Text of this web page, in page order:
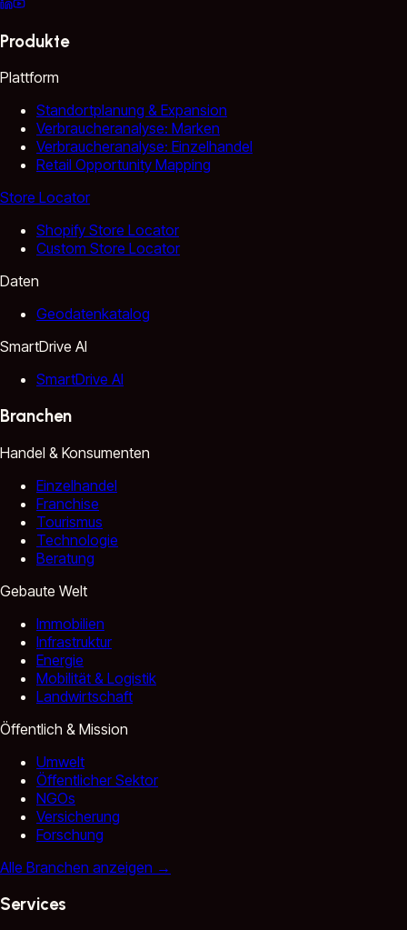
Produkte
Plattform
Standortplanung & Expansion
Verbraucheranalyse: Marken
Verbraucheranalyse: Einzelhandel
Retail Opportunity Mapping
Store Locator
Shopify Store Locator
Custom Store Locator
Daten
Geodatenkatalog
SmartDrive AI
SmartDrive AI
Branchen
Handel & Konsumenten
Einzelhandel
Franchise
Tourismus
Technologie
Beratung
Gebaute Welt
Immobilien
Infrastruktur
Energie
Mobilität & Logistik
Landwirtschaft
Öffentlich & Mission
Umwelt
Öffentlicher Sektor
NGOs
Versicherung
Forschung
Alle Branchen anzeigen →
Services